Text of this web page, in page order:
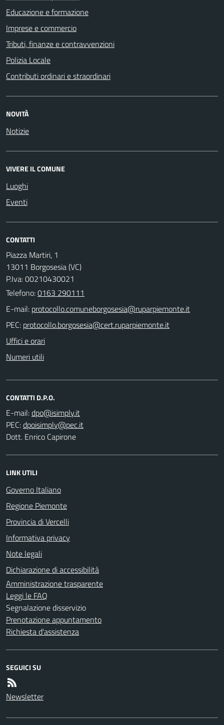
Educazione e formazione
Imprese e commercio
Tributi, finanze e contravvenzioni
Polizia Locale
Contributi ordinari e straordinari
NOVITÀ
Notizie
VIVERE IL COMUNE
Luoghi
Eventi
CONTATTI
Piazza Martiri, 1
13011 Borgosesia (VC)
P.Iva: 00210430021
Telefono:0163 290111
E-mail:
PEC:
Uffici e orari
Numeri utili
CONTATTI D.P.O.
E-mail:
PEC:
Dott. Enrico Capirone
LINK UTILI
Governo Italiano
Regione Piemonte
Provincia di Vercelli
Informativa privacy
Note legali
Dichiarazione di accessibilità
Amministrazione trasparente
Leggi le FAQ
Segnalazione disservizio
Prenotazione appuntamento
Richiesta d'assistenza
SEGUICI SU
Newsletter